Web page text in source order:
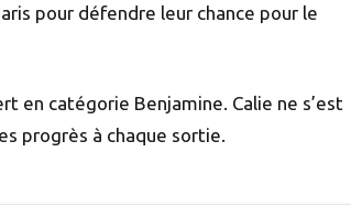
pour défendre leur chance pour le
en catégorie Benjamine. Calie ne s’est
progrès à chaque sortie.